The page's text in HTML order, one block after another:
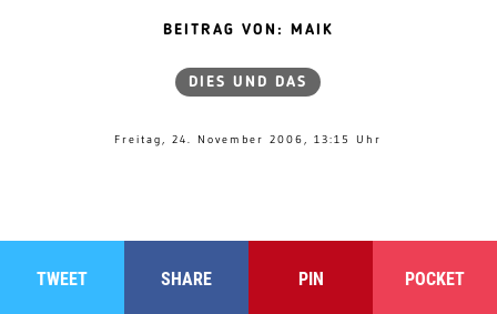
BEITRAG VON: MAIK
DIES UND DAS
Freitag, 24. November 2006, 13:15 Uhr
TWEET SHARE PIN POCKET